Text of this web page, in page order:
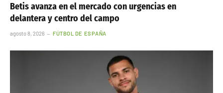
Betis avanza en el mercado con urgencias en
delantera y centro del campo
agosto 8, 2026 FÚTBOL DE ESPAÑA